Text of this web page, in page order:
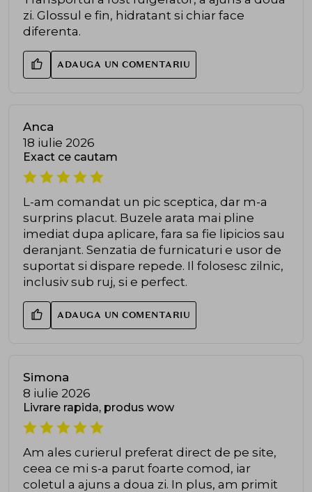
zi. Glossul e fin, hidratant si chiar face
diferenta.
ADAUGA UN COMENTARIU
Anca
18 iulie 2026
Exact ce cautam
L-am comandat un pic sceptica, dar m-a
surprins placut. Buzele arata mai pline
imediat dupa aplicare, fara sa fie lipicios sau
deranjant. Senzatia de furnicaturi e usor de
suportat si dispare repede. Il folosesc zilnic,
inclusiv sub ruj, si e perfect.
ADAUGA UN COMENTARIU
Simona
8 iulie 2026
Livrare rapida, produs wow
Am ales curierul preferat direct de pe site,
ceea ce mi s-a parut foarte comod, iar
coletul a ajuns a doua zi. In plus, am primit